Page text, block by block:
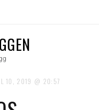
10, 2019 20:57